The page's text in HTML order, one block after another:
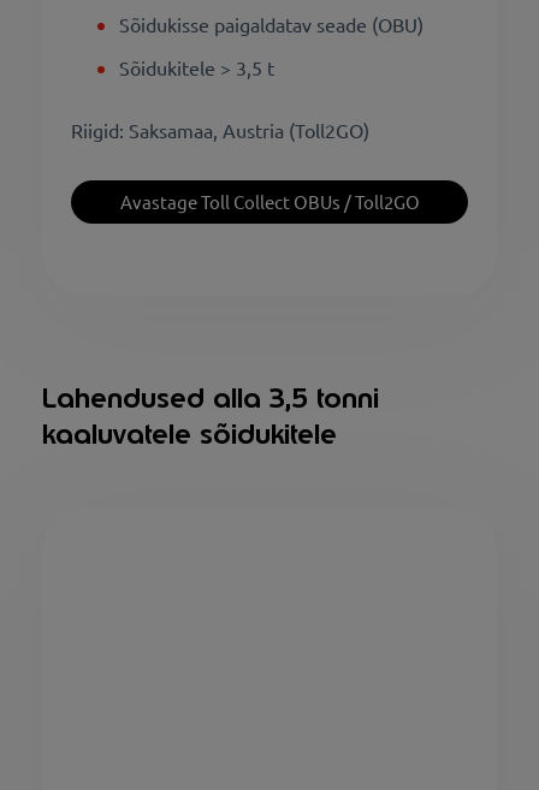
Sõidukisse paigaldatav seade (OBU)
Sõidukitele > 3,5 t
Riigid: Saksamaa, Austria (Toll2GO)
Avastage Toll Collect OBUs / Toll2GO
Lahendused alla 3,5 tonni
kaaluvatele sõidukitele